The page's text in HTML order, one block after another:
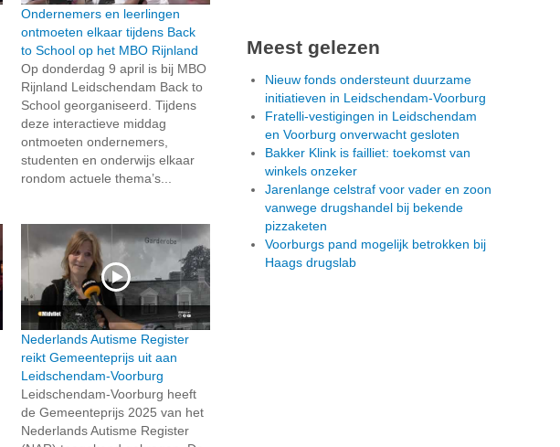
Ondernemers en leerlingen
ontmoeten elkaar tijdens Back
to School op het MBO Rijnland
Op donderdag 9 april is bij MBO
Rijnland Leidschendam Back to
School georganiseerd. Tijdens
deze interactieve middag
ontmoeten ondernemers,
studenten en onderwijs elkaar
rondom actuele thema’s...
Nederlands Autisme Register
reikt Gemeenteprijs uit aan
Leidschendam-Voorburg
Leidschendam-Voorburg heeft
de Gemeenteprijs 2025 van het
Nederlands Autisme Register
Meest gelezen
Nieuw fonds ondersteunt duurzame
initiatieven in Leidschendam-Voorburg
Fratelli-vestigingen in Leidschendam
en Voorburg onverwacht gesloten
Bakker Klink is failliet: toekomst van
winkels onzeker
Jarenlange celstraf voor vader en zoon
vanwege drugshandel bij bekende
pizzaketen
Voorburgs pand mogelijk betrokken bij
Haags drugslab